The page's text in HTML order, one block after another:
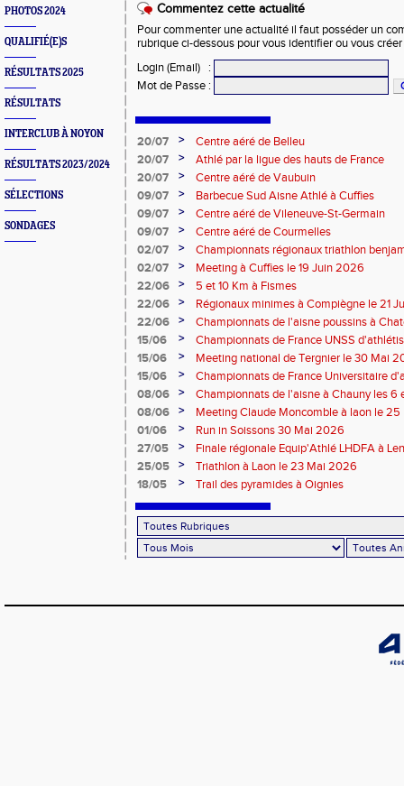
PHOTOS 2024
QUALIFIÉ(E)S
RÉSULTATS 2025
RÉSULTATS
INTERCLUB À NOYON
RÉSULTATS 2023/2024
SÉLECTIONS
SONDAGES
Commentez cette actualité
Pour commenter une actualité il faut posséder un
rubrique ci-dessous pour vous identifier ou vous
Login (Email)
:
Mot de Passe :
20/07 >
Centre aéré de Belleu
20/07
>
Athlé par la ligue des hauts de France
20/07
>
Centre aéré de Vaubuin
09/07
>
Barbecue Sud Aisne Athlé à Cuffies
09/07
>
Centre aéré de Vileneuve-St-Germain
09/07
>
Centre aéré de Courmelles
02/07
>
Championnats régionaux triathlon
2026
02/07 >
Meeting à Cuffies le 19 Juin 2026
22/06
>
5 et 10 Km à Fismes
22/06
>
Régionaux minimes à Compiègne le 21
22/06
>
Championnats de l'aisne poussins à
2026
15/06 >
Championnats de France UNSS
15/06
>
Meeting national de Tergnier le 30 Mai
15/06
>
Championnats de France Universitaire
Mai 2026
08/06 >
Championnats de l'aisne à Chauny les 6
08/06
>
Meeting Claude Moncomble à laon le
01/06
>
Run in Soissons 30 Mai 2026
27/05
>
Finale régionale Equip'Athlé LHDFA à
25/05
>
Triathlon à Laon le 23 Mai 2026
18/05
> Trail des pyramides à Oignies